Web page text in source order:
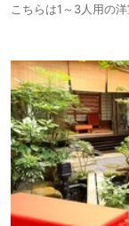
こちらは1～3人用の洋